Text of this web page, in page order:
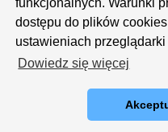
funkcjonalnych. Warunki
dostępu do plików
ustawieniach
Dowiedz się więcej
Zarejestruj się
Technologię dostarczaphpBB® Forum
Polski pakiet językowy dostarcza phpBB.pl